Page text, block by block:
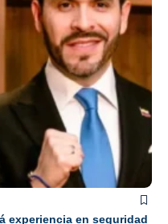
experiencia en seguridad